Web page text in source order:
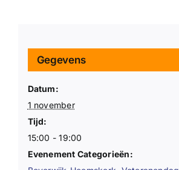
Gegevens
Datum:
1 november
Tijd:
15:00 - 19:00
Evenement Categorieën: